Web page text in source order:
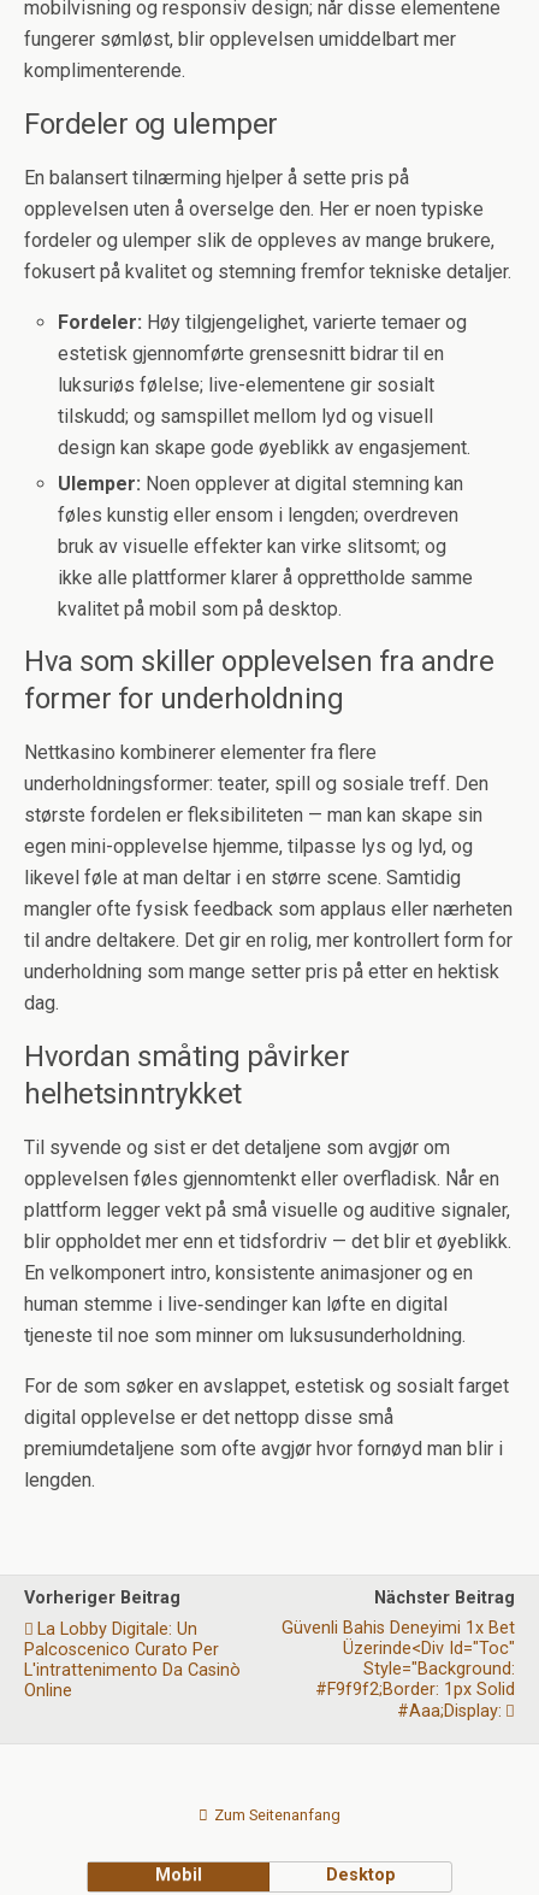
mobilvisning og responsiv design; når disse elementene
fungerer sømløst, blir opplevelsen umiddelbart mer
komplimenterende.
Fordeler og ulemper
En balansert tilnærming hjelper å sette pris på
opplevelsen uten å overselge den. Her er noen typiske
fordeler og ulemper slik de oppleves av mange brukere,
fokusert på kvalitet og stemning fremfor tekniske detaljer.
Fordeler: Høy tilgjengelighet, varierte temaer og
estetisk gjennomførte grensesnitt bidrar til en
luksuriøs følelse; live-elementene gir sosialt
tilskudd; og samspillet mellom lyd og visuell
design kan skape gode øyeblikk av engasjement.
Ulemper: Noen opplever at digital stemning kan
føles kunstig eller ensom i lengden; overdreven
bruk av visuelle effekter kan virke slitsomt; og
ikke alle plattformer klarer å opprettholde samme
kvalitet på mobil som på desktop.
Hva som skiller opplevelsen fra andre
former for underholdning
Nettkasino kombinerer elementer fra flere
underholdningsformer: teater, spill og sosiale treff. Den
største fordelen er fleksibiliteten — man kan skape sin
egen mini-opplevelse hjemme, tilpasse lys og lyd, og
likevel føle at man deltar i en større scene. Samtidig
mangler ofte fysisk feedback som applaus eller nærheten
til andre deltakere. Det gir en rolig, mer kontrollert form for
underholdning som mange setter pris på etter en hektisk
dag.
Hvordan småting påvirker
helhetsinntrykket
Til syvende og sist er det detaljene som avgjør om
opplevelsen føles gjennomtenkt eller overfladisk. Når en
plattform legger vekt på små visuelle og auditive signaler,
blir oppholdet mer enn et tidsfordriv — det blir et øyeblikk.
En velkomponert intro, konsistente animasjoner og en
human stemme i live‑sendinger kan løfte en digital
tjeneste til noe som minner om luksusunderholdning.
For de som søker en avslappet, estetisk og sosialt farget
digital opplevelse er det nettopp disse små
premiumdetaljene som ofte avgjør hvor fornøyd man blir i
lengden.
Vorheriger Beitrag
La Lobby Digitale: Un
Palcoscenico Curato Per
L'intrattenimento Da Casinò
Online
Nächster Beitrag
Güvenli Bahis Deneyimi 1x Bet
Üzerinde<div Id="toc"
Style="background:
#f9f9f2;border: 1px Solid
#aaa;display:
Zum Seitenanfang
Mobil Desktop